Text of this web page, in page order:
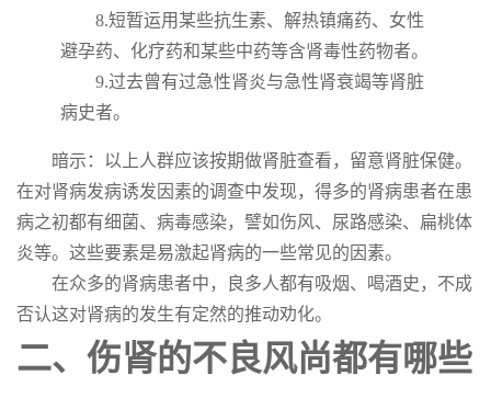
8.短暂运用某些抗生素、解热镇痛药、女性
避孕药、化疗药和某些中药等含肾毒性药物者。
9.过去曾有过急性肾炎与急性肾衰竭等肾脏
病史者。
暗示：以上人群应该按期做肾脏查看，留意肾脏保健。
在对肾病发病诱发因素的调查中发现，得多的肾病患者在患
病之初都有细菌、病毒感染，譬如伤风、尿路感染、扁桃体
炎等。这些要素是易激起肾病的一些常见的因素。
在众多的肾病患者中，良多人都有吸烟、喝酒史，不成
否认这对肾病的发生有定然的推动劝化。
二、伤肾的不良风尚都有哪些